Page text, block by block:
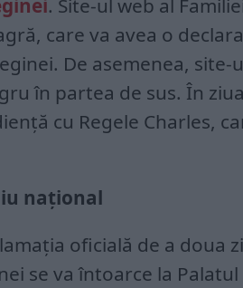
. Site-ul web al
care va avea o
De asemenea,
în partea de sus. În
cu Regele Charles,
național
oficială de a doua
se va întoarce la